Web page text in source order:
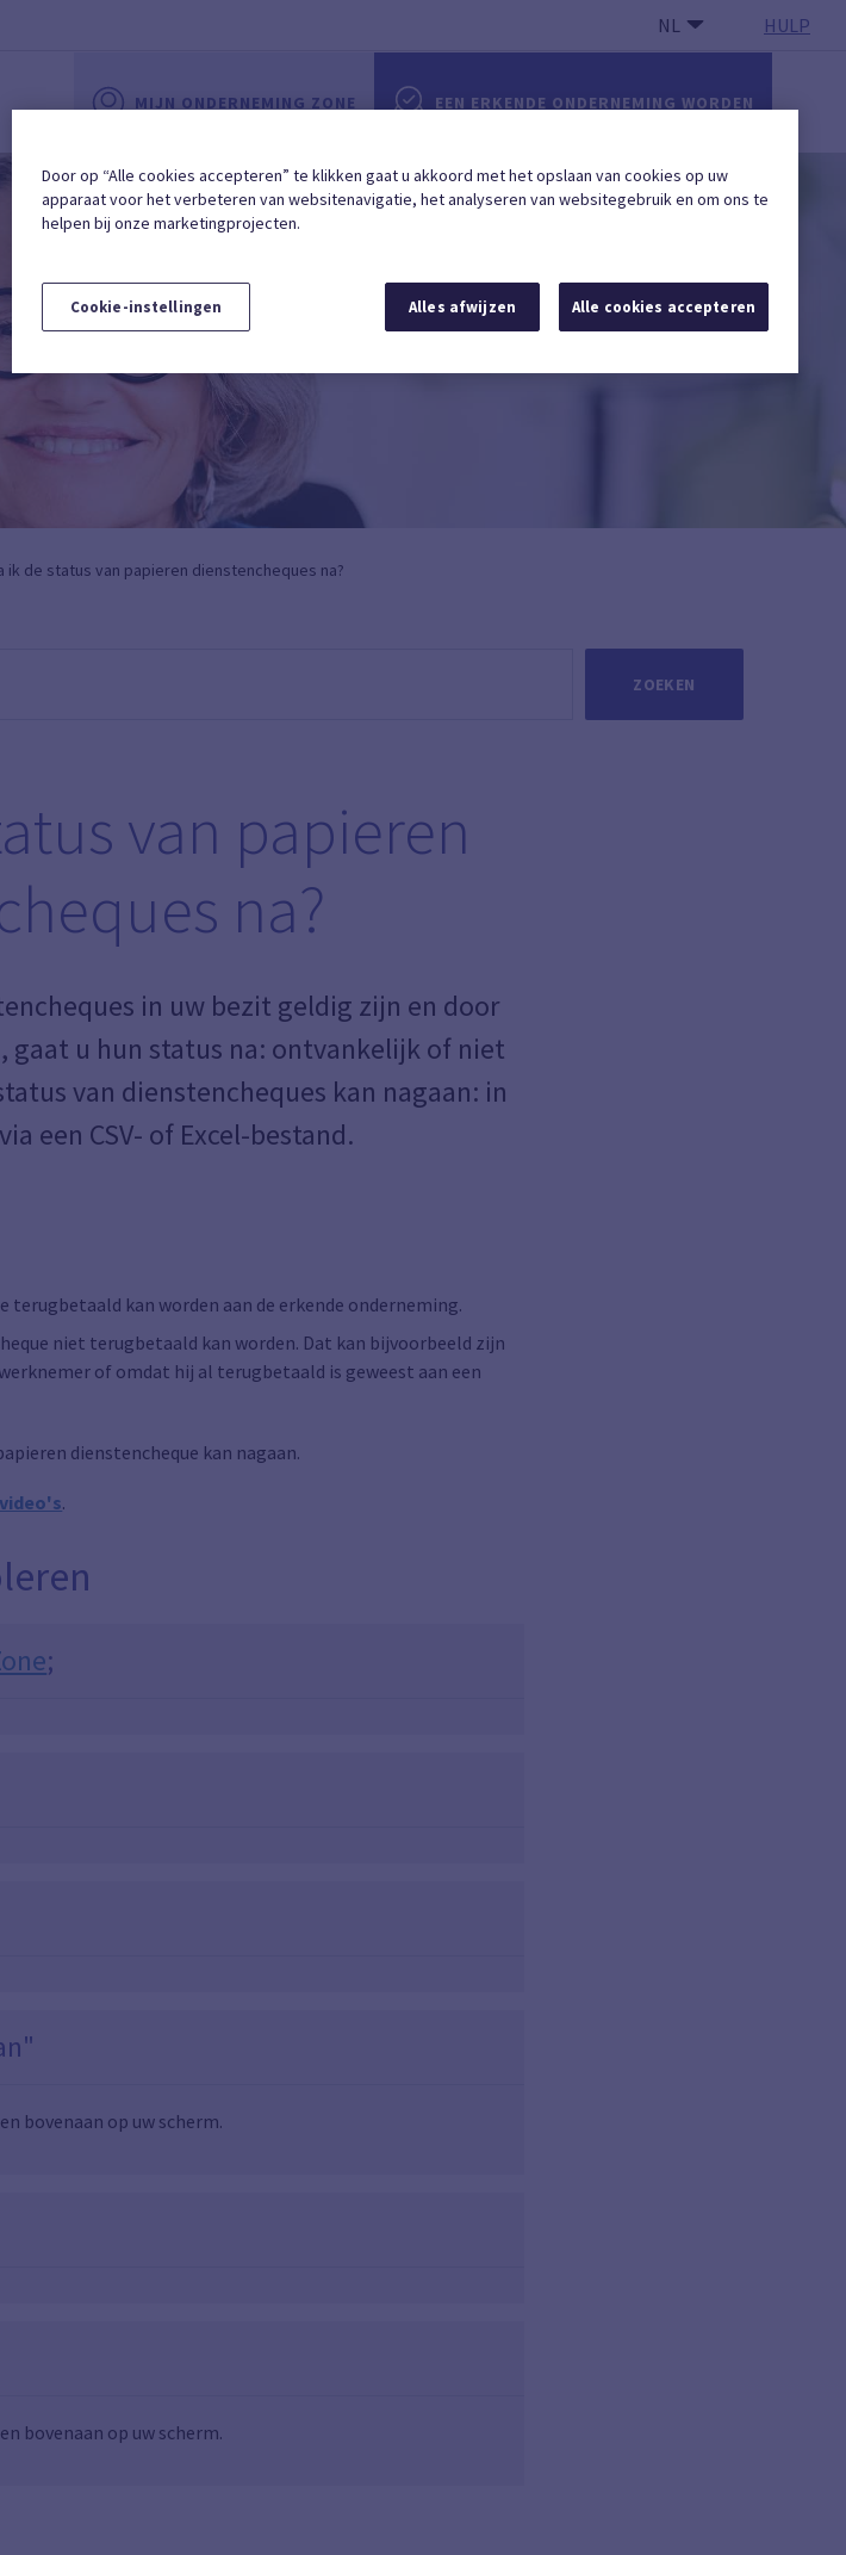
NL HULP
MIJN ONDERNEMING ZONE EEN ERKENDE ONDERNEMING WORDEN
ik de status van papieren dienstencheques na?
ZOEKEN
van papieren
na?
in uw bezit geldig zijn en door
gaat u hun status na: ontvankelijk of niet
van dienstencheques kan nagaan: in
een CSV- of Excel-bestand.
terugbetaald kan worden aan de erkende onderneming.
niet terugbetaald kan worden. Dat kan bijvoorbeeld zijn
of omdat hij al terugbetaald is geweest aan een
dienstencheque kan nagaan.
.
;
bovenaan op uw scherm.
bovenaan op uw scherm.
Door op “Alle cookies accepteren” te klikken gaat u akkoord met het opslaan van cookies op uw
apparaat voor het verbeteren van websitenavigatie, het analyseren van websitegebruik en om ons te
helpen bij onze marketingprojecten.
Cookie-instellingen Alles afwijzen Alle cookies accepteren